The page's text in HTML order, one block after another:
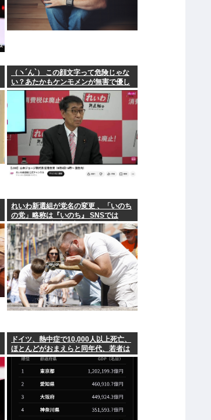
（ヽ´ん`） この顔文字って危険じゃな
い？あたかもケンモメンが無害で優し
い一般人だと誤解させる恐れがある
れいわ新選組が党名の変更 、「いのち
の党」略称は『いのち』 SNSでは
TIM・ゴルゴ松本に言及「ゴルゴ出馬
確定」「党首は決まり」
ドイツ、熱中症で10,000人以上死亡、
ほとんどがおまえらと同年代、若者は
元気